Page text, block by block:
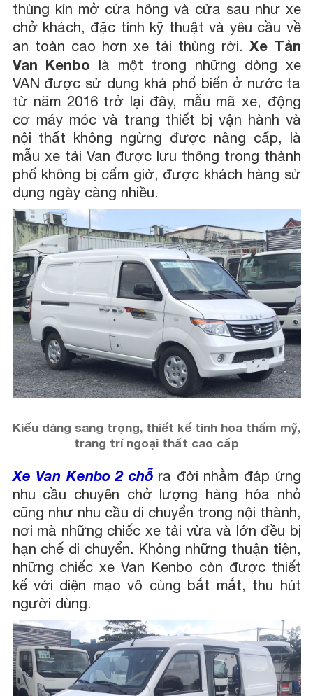
thùng kín mở cửa hông và cửa sau như xe
chở khách, đặc tính kỹ thuật và yêu cầu về
an toàn cao hơn xe tải thùng rời.Xe Tản
Van Kenbo là một trong những dòng xe
VAN được sử dụng khá phổ biến ở nước ta
từ năm 2016 trở lại đây, mẫu mã xe, động
cơ máy móc và trang thiết bị vận hành và
nội thất không ngừng được nâng cấp, là
mẫu xe tải Van được lưu thông trong thành
phố không bị cấm giờ, được khách hàng sử
dụng ngày càng nhiều.
Kiểu dáng sang trọng, thiết kế tinh hoa thẩm mỹ,
trang trí ngoại thất cao cấp
Xe Van Kenbo 2 chỗ ra đời nhằm đáp ứng
nhu cầu chuyên chở lượng hàng hóa nhỏ
cũng như nhu cầu di chuyển trong nội thành,
nơi mà những chiếc xe tải vừa và lớn đều bị
hạn chế di chuyển. Không những thuận tiện,
những chiếc xe Van Kenbo còn được thiết
kế với diện mạo vô cùng bắt mắt, thu hút
người dùng.